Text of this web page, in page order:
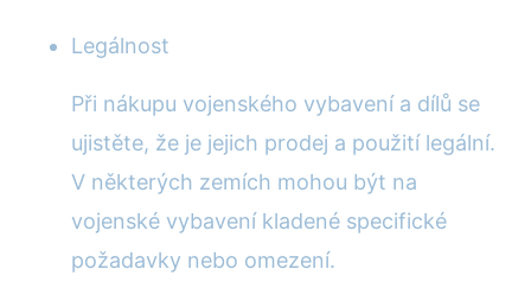
Legálnost
Při nákupu vojenského vybavení a dílů se
ujistěte, že je jejich prodej a použití legální.
V některých zemích mohou být na
vojenské vybavení kladené specifické
požadavky nebo omezení.